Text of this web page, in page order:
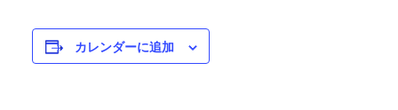
カレンダーに追加